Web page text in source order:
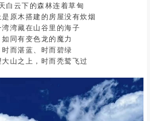
白云下的森林连着草甸
是原木搭建的房屋没有炊烟
湾湾藏在山谷里的海子
如同有变色龙的魔力
时而湛蓝、时而碧绿
大山之上，时而秃鹫飞过